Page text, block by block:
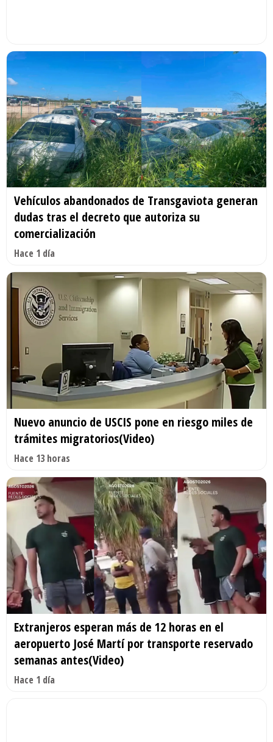
Vehículos abandonados de Transgaviota generan
dudas tras el decreto que autoriza su
comercialización
Hace 1 día
Nuevo anuncio de USCIS pone en riesgo miles de
trámites migratorios(Video)
Hace 13 horas
Extranjeros esperan más de 12 horas en el
aeropuerto José Martí por transporte reservado
semanas antes(Video)
Hace 1 día